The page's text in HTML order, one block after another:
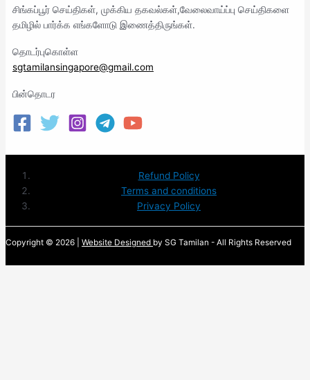
சிங்கப்பூர் செய்திகள், முக்கிய தகவல்கள்,வேலைவாய்ப்பு செய்திகளை
தமிழில் பார்க்க எங்களோடு இணைத்திருங்கள்.
தொடர்புகொள்ள
sgtamilansingapore@gmail.com
பின்தொடர
Refund Policy
Terms and conditions
Privacy Policy
Copyright © 2026 | Website Designed by SG Tamilan - All Rights Reserved